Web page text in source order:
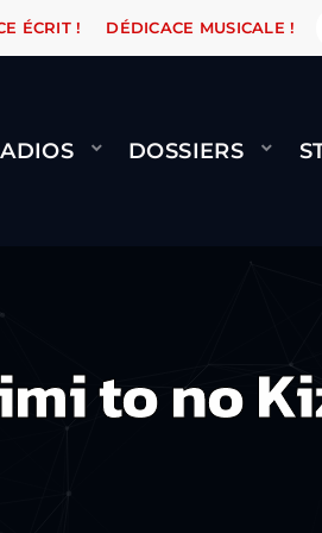
QUI PASSE, ÇA LE FAIT !
ÉCRIT ! DÉDICACE MUSICALE !
DOSSIERS
to no